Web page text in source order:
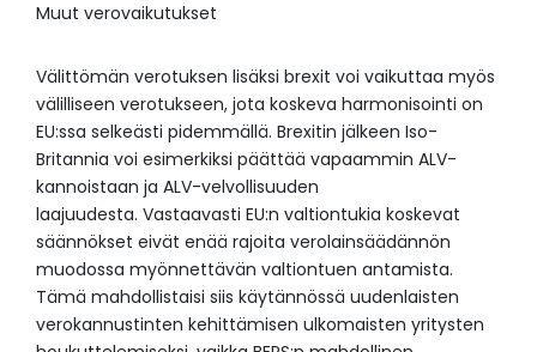
Muut verovaikutukset
Välittömän verotuksen lisäksi brexit voi vaikuttaa myös
välilliseen verotukseen, jota koskeva harmonisointi on
EU:ssa selkeästi pidemmällä. Brexitin jälkeen Iso-
Britannia voi esimerkiksi päättää vapaammin ALV-
kannoistaan ja ALV-velvollisuuden
laajuudesta. Vastaavasti EU:n valtiontukia koskevat
säännökset eivät enää rajoita verolainsäädännön
muodossa myönnettävän valtiontuen antamista.
Tämä mahdollistaisi siis käytännössä uudenlaisten
verokannustinten kehittämisen ulkomaisten yritysten